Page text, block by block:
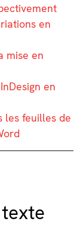
en
mise en
en
les feuilles de